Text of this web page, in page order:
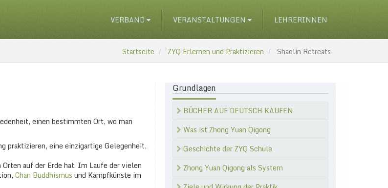
VERBAND VERANSTALTUNGEN LEHRERINNEN
Startseite ZYQ Erlernen und Praktizieren Shaolin Retreats
einen bestimmten Ort, wo man
praktizieren, eine einzigartige Gelegenheit,
auf der Erde hat. Im Laufe der vielen
Chan Buddhismus und Kampfkünste im
Grundlagen
BÜCHER AUF DEUTSCH KAUFEN
Was ist Zhong Yuan Qigong
Geschichte der ZYQ Schule
Zhong Yuan Qigong als System